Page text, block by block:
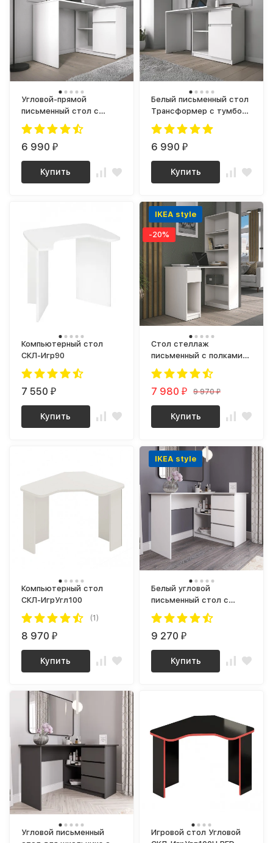
Угловой-прямой
письменный стол с
полкой и ящиком СП-21
СИТИ ЛДСП Белый
6 990₽
Купить
Белый письменный стол
Трансформер с тумбой,
ящиком и полкой как
IKEA, СП-21 СИТИ ЛДСП
6 990₽
Купить
Компьютерный стол
СКЛ-Игр90
7 550₽
Купить
IKEA style
-20%
Стол стеллаж
письменный с полками
для маникюра СП-20
СИТИ ЛДСП Белый
7 980₽ 9 970₽
Купить
Компьютерный стол
СКЛ-ИгрУгл100
(1)
8 970₽
Купить
IKEA style
Белый угловой
письменный стол с
тумбой и ящиками,
универсальный МС-16
(МП/3) МС мори
9 270₽
Купить
Угловой письменный
Игровой стол Угловой